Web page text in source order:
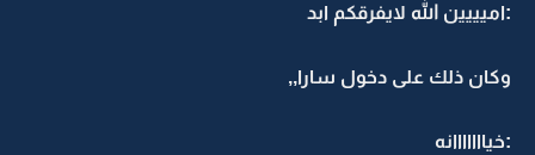
:اميييين الله لايفرقكم ابد
وكان ذلك على دخول سارا,,
:خيااااااانه